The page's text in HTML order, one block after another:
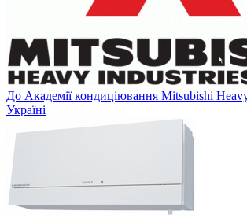
До Академії кондиціювання Mitsubishi
Україні